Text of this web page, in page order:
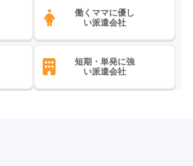
働くママに優し
い派遣会社
短期・単発に強
い派遣会社